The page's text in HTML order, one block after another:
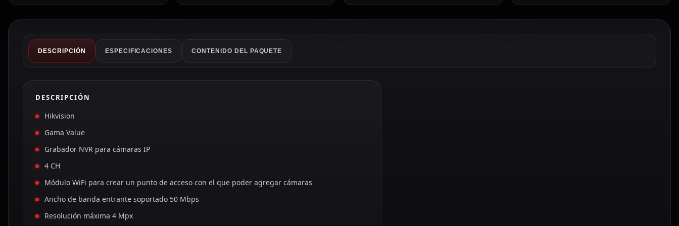
DESCRIPCIÓN ESPECIFICACIONES CONTENIDO DEL PAQUETE
DESCRIPCIÓN
Hikvision
Gama Value
Grabador NVR para cámaras IP
4 CH
Módulo WiFi para crear un punto de acceso con el que poder agregar cámaras
Ancho de banda entrante soportado 50 Mbps
Resolución máxima 4 Mpx